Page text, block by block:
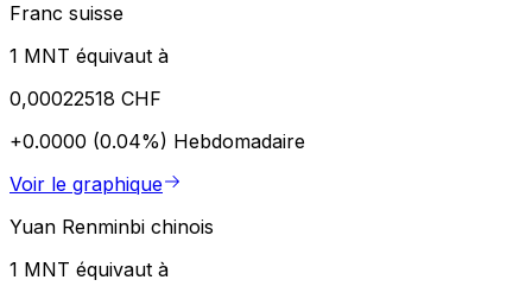
Franc suisse
1 MNT équivaut à
0,00022518 CHF
+0.0000 (0.04%) Hebdomadaire
Voir le graphique
Yuan Renminbi chinois
1 MNT équivaut à